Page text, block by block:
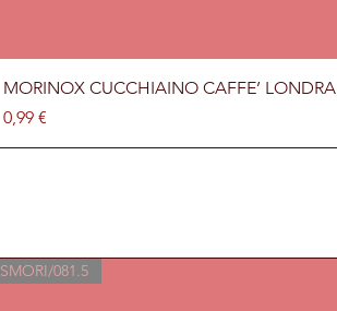
MORINOX CUCCHIAINO CAFFE’ LONDRA
Prezzo
0,99 €
SMORI/081.5